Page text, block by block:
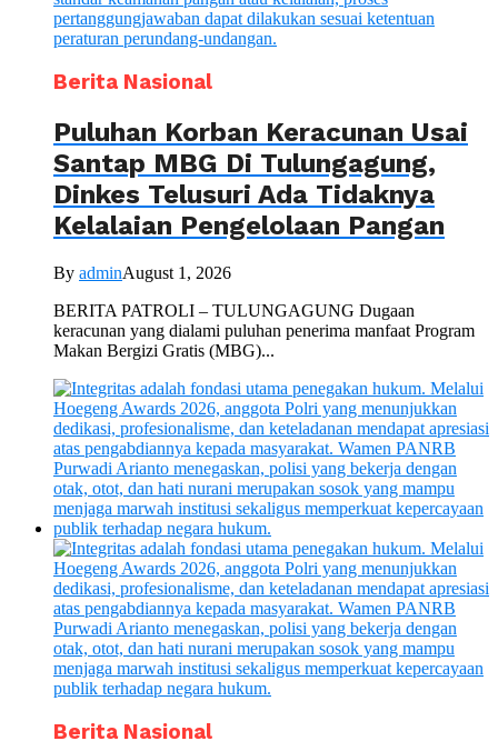
Berita Nasional
Puluhan Korban Keracunan Usai
Santap MBG Di Tulungagung,
Dinkes Telusuri Ada Tidaknya
Kelalaian Pengelolaan Pangan
By adminAugust 1, 2026
BERITA PATROLI – TULUNGAGUNG Dugaan
keracunan yang dialami puluhan penerima manfaat Program
Makan Bergizi Gratis (MBG)...
Berita Nasional